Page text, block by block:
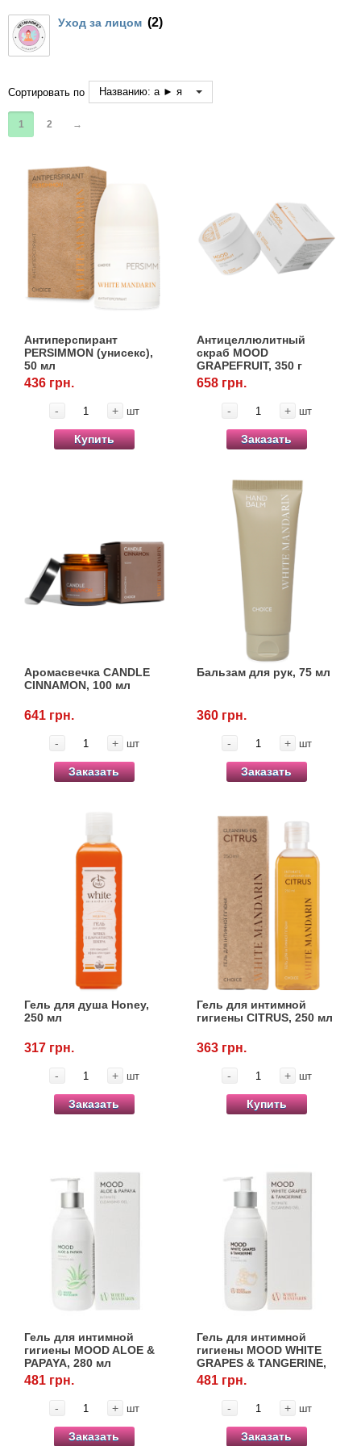
Уход за лицом (2)
Сортировать по Названию: а ► я
1 2 →
Антиперспирант
PERSIMMON (унисекс),
50 мл
436 грн.
- + шт
Купить
Антицеллюлитный
скраб MOOD
GRAPEFRUIT, 350 г
658 грн.
- + шт
Заказать
Аромасвечка CANDLE
CINNAMON, 100 мл
641 грн.
- + шт
Заказать
Бальзам для рук, 75 мл
360 грн.
- + шт
Заказать
Гель для душа Honey,
250 мл
317 грн.
- + шт
Заказать
Гель для интимной
гигиены CITRUS, 250 мл
363 грн.
- + шт
Купить
Гель для интимной
гигиены MOOD ALOE &
PAPAYA, 280 мл
481 грн.
- + шт
Заказать
Гель для интимной
гигиены MOOD WHITE
GRAPES & TANGERINE,
280 мл
481 грн.
- + шт
Заказать
Ласощі та корма
Vet Diet Canine Wet - ветеринарные диеты
для собак
Лежаки, будиночки, охолоджуючи
килимки
Одяг та взуття
Переноски, сумки, клітки
Післяопераційні засоби та витратні
матеріали
Товари для голубів
Товари для гризунів
Товари для коней
Популярні зоотовари